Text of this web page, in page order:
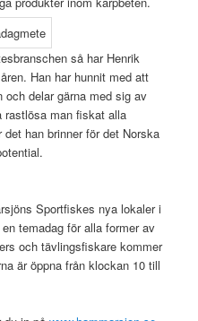
så har Henrik
Han har hunnit med att
delar gärna med sig av
rastlösa man fiskat alla
han brinner för det Norska
Sportfiskes nya lokaler i
temadag för alla former av
och tävlingsfiskare kommer
är öppna från klockan 10 till